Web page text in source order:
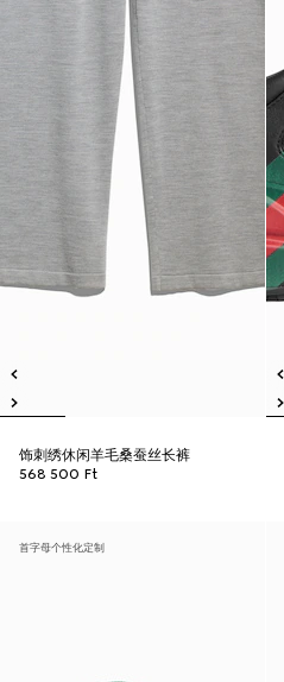
饰刺绣休闲羊毛桑蚕丝长裤
568 500 Ft
首字母个性化定制